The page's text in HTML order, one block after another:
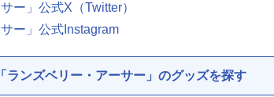
ー」公式X（Twitter）
ー」公式Instagram
「ランズベリー・アーサー」のグッズを探す